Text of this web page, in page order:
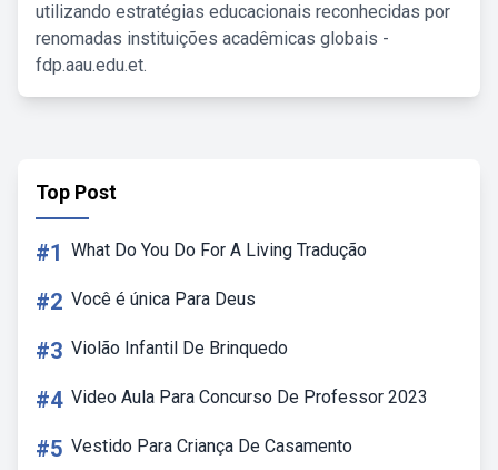
utilizando estratégias educacionais reconhecidas por
renomadas instituições acadêmicas globais -
fdp.aau.edu.et.
Top Post
#1 What Do You Do For A Living Tradução
#2 Você é única Para Deus
#3 Violão Infantil De Brinquedo
#4 Video Aula Para Concurso De Professor 2023
#5 Vestido Para Criança De Casamento